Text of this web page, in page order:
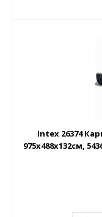
Intex 26374
975х488х132см,